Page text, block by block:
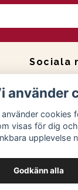
Sociala
Facebook
använder
använder cookies
visas för dig
upplevelse
Godkänn alla